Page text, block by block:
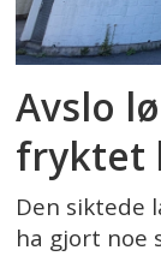
Avslo
fryktet
Den siktede
ha gjort noe